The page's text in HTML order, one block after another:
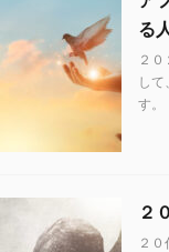
る
２
し
す。
２
２